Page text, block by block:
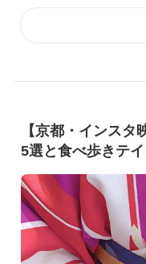
【京都・インスタ
5選と食べ歩きテ